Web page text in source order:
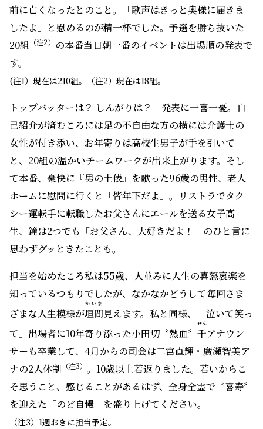
前に亡くなったとのこと。「歌声はきっと奥様に届きま
したよ」と慰めるのが精一杯でした。予選を勝ち抜いた
20組 （注2） の本番当日朝一番のイベントは出場順の発表で
す。
(注1）現在は210組。（注2）現在は18組。
トップバッターは？ しんがりは？ 発表に一喜一憂。自
己紹介が済むころには足の不自由な方の横には介護士の
女性が付き添い、お年寄りは高校生男子が手を引いて
と、20組の温かいチームワークが出来上がります。そし
て本番、豪快に『男の土俵』を歌った96歳の男性、老人
ホームに慰問に行くと「皆年下だよ」。リストラでタク
シー運転手に転職したお父さんにエールを送る女子高
生、鐘は2つでも「お父さん、大好きだよ！」のひと言に
思わずグッときたことも。
担当を始めたころ私は55歳、人並みに人生の喜怒哀楽を
知っているつもりでしたが、なかなかどうして毎回さま
ざまな人生模様が垣間
かいま
見えます。私と同様、「泣いて笑っ
て」出場者に10年寄り添った小田切〝熱血〞 千
せん
アナウン
サーも卒業して、4月からの司会は二宮直輝・廣瀬智美ア
ナの2人体制 （注3） 。10歳以上若返りました。若いからこ
そ思うこと、感じることがあるはず、全身全霊で〝喜寿〞
を迎えた「のど自慢」を盛り上げてください。
（注3）1週おきに担当予定。